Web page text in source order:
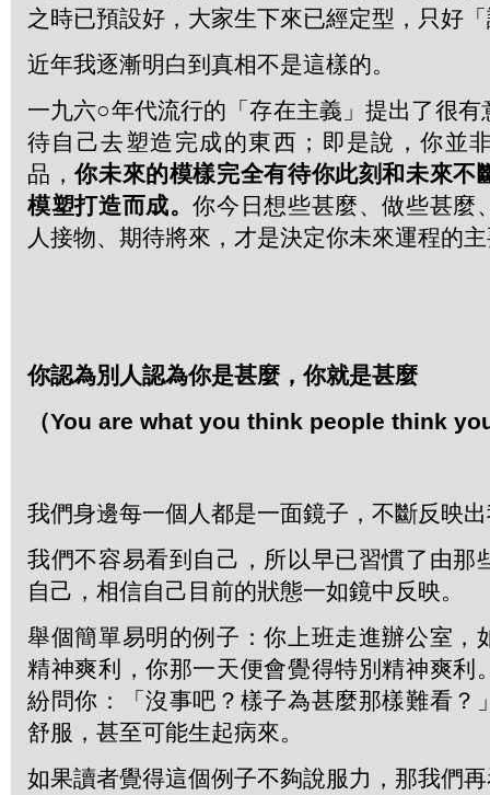
之時已預設好，大家生下來已經定型，只好
近年我逐漸明白到真相不是這樣的。
一九六○年代流行的「存在主義」提出了很有
待自己去塑造完成的東西；即是說，你並
品，你未來的模樣完全有待你此刻和未來不
模塑打造而成。你今日想些甚麼、做些甚麼
人接物、期待將來，才是決定你未來運程的
你認為別人認為你是甚麼，你就是甚麼
（You are what you think people think
我們身邊每一個人都是一面鏡子，不斷反映
我們不容易看到自己，所以早已習慣了由那
自己，相信自己目前的狀態一如鏡中反映。
舉個簡單易明的例子：你上班走進辦公室，
精神爽利，你那一天便會覺得特別精神爽利
紛問你：「沒事吧？樣子為甚麼那樣難看？
舒服，甚至可能生起病來。
如果讀者覺得這個例子不夠說服力，那我們